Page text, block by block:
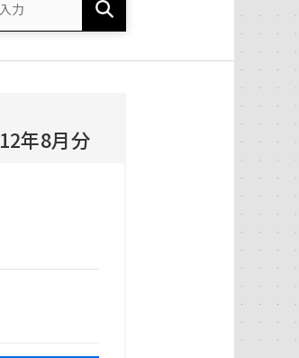
年8月分